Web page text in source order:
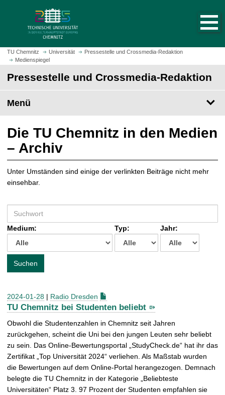
m
H
t
s
i
e
a
u
f
r
u
f
e
TU Chemnitz Universität
Pressestelle und Crossmedia-Redaktion
Medienspiegel
Pressestelle und Crossmedia-Redaktion
Menü
Die TU Chemnitz in den Medien
– Archiv
Unter Umständen sind einige der verlinkten Beiträge nicht mehr
einsehbar.
u
c
e
h
Medium: Typ: Jahr:
Suchen
2024-01-28 | Radio Dresden
TU Chemnitz bei Studenten beliebt
Obwohl die Studentenzahlen in Chemnitz seit Jahren
zurückgehen, scheint die Uni bei den jungen Leuten sehr beliebt
zu sein. Das Online-Bewertungsportal „StudyCheck.de“ hat ihr das
Zertifikat „Top Universität 2024“ verliehen. Als Maßstab wurden
die Bewertungen auf dem Online-Portal herangezogen. Demnach
belegte die TU Chemnitz in der Kategorie „Beliebteste
Universitäten“ Platz 3. 97 Prozent der Studenten empfahlen sie